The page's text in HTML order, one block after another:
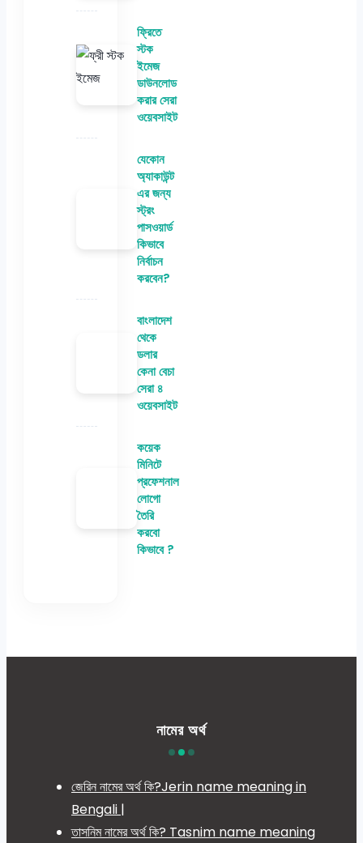
ফ্রিতে
স্টক
ইমেজ
ডাউনলোড
করার সেরা
ওয়েবসাইট
যেকোন
অ্যাকাউন্ট
এর জন্য
স্ট্রং
পাসওয়ার্ড
কিভাবে
নির্বাচন
করবেন?
বাংলাদেশ
থেকে
ডলার
কেনা বেচা
সেরা ৪
ওয়েবসাইট
কয়েক
মিনিটে
প্রফেশনাল
লোগো
তৈরি
করবো
কিভাবে ?
নামের অর্থ
জেরিন নামের অর্থ কি?Jerin name meaning in
Bengali |
তাসনিম নামের অর্থ কি? Tasnim name meaning